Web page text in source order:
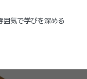
囲気で学びを深める